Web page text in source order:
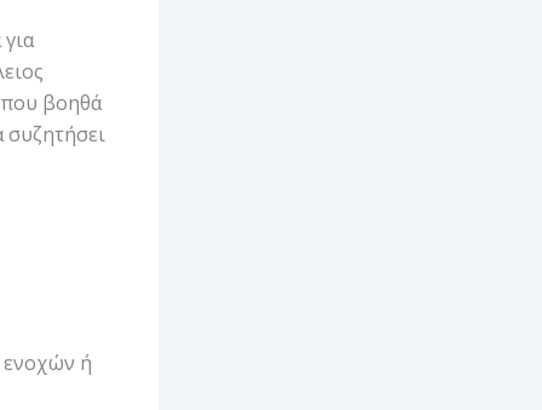
που βοηθά
συζητήσει
ενοχών ή